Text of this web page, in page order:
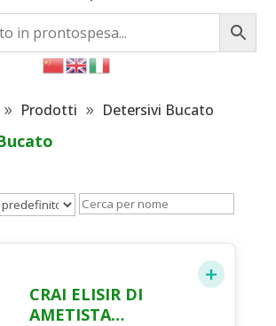
Prodotti Detersivi Bucato
CRAI ELISIR DI
AMETISTA